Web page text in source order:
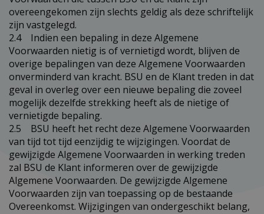
overeengekomen zijn slechts geldig als deze schriftelijk
zijn vastgelegd.
2.4 Indien een bepaling in deze Algemene
Voorwaarden nietig is of vernietigd wordt, blijven de
overige bepalingen van deze Algemene Voorwaarden
onverminderd van kracht. BSU en de Klant treden in dat
geval in overleg over een nieuwe bepaling die zoveel
mogelijk dezelfde strekking heeft als de nietige of
vernietigde bepaling.
2.5 BSU heeft het recht deze Algemene Voorwaarden
van tijd tot tijd eenzijdig te wijzigingen. Voordat de
gewijzigde Algemene Voorwaarden in werking treden
zal BSU de Klant informeren over de gewijzigde
Algemene Voorwaarden. De gewijzigde Algemene
Voorwaarden zijn van toepassing op de bestaande
Overeenkomst. Wijzigingen van ondergeschikt belang,